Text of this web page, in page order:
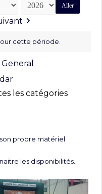
cette période.
General
les catégories
propre matériel
les disponibilités.